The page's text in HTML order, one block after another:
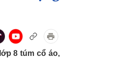
Doanh nghiệp
8 túm cổ áo,